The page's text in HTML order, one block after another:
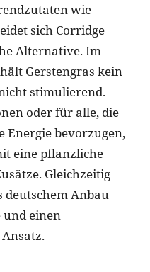
wie
sich Corridge
Alternative. Im
Gerstengras kein
stimulierend.
oder für alle, die
Energie bevorzugen,
eine pflanzliche
Gleichzeitig
deutschem Anbau
einen